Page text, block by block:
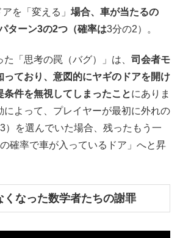
を「変える」場合、車が当たるの
ターン3の2つ（確率は3分の2）。
「思考の罠（バグ）」は、 司会者モ
っており、意図的にヤギのドアを開け
条件を無視してしまったことにありま
によって、プレイヤーが最初に外れの
）を選んでいた場合、残ったもう一
確率で車が入っているドア」へと昇
くなった数学者たちの謝罪